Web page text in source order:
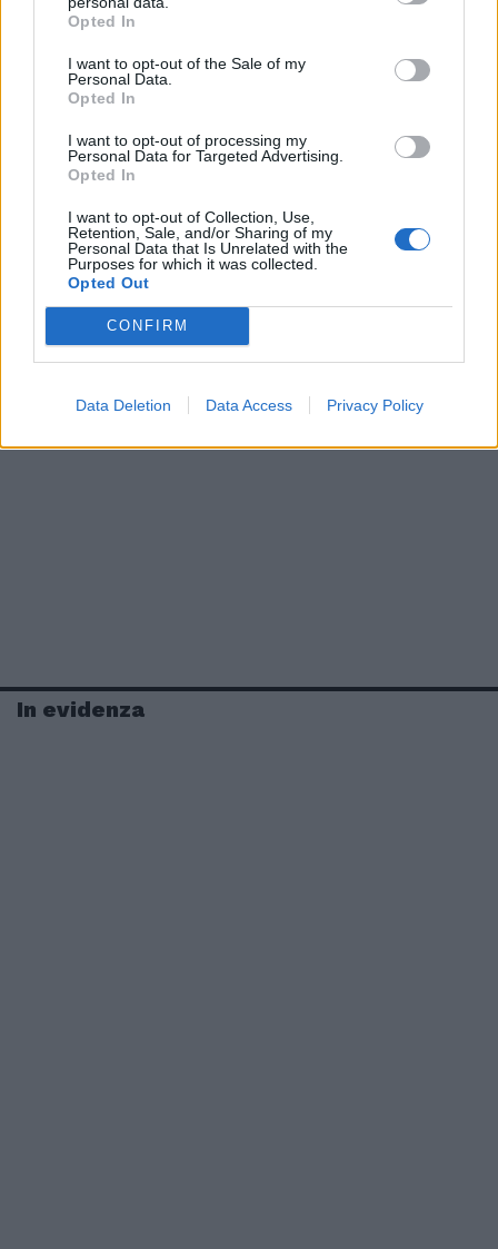
Opted In
I want to opt-out of the Sale of my
Personal Data.
Opted In
I want to opt-out of processing my
Personal Data for Targeted Advertising.
Opted In
I want to opt-out of Collection, Use,
Retention, Sale, and/or Sharing of my
Personal Data that Is Unrelated with the
Purposes for which it was collected.
Opted Out
CONFIRM
Data Deletion Data Access Privacy Policy
In evidenza